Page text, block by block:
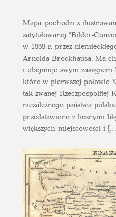
Mapa pochodzi z
zatytułowanej “Bilder-
w 1838 r. przez
Arnolda Brockhausa. Ma
i obejmuje swym
które w pierwszej połowie
tak zwanej Rzeczpospolitej
niezależnego państwa
przedstawiono z licznymi
większych miejscowości i